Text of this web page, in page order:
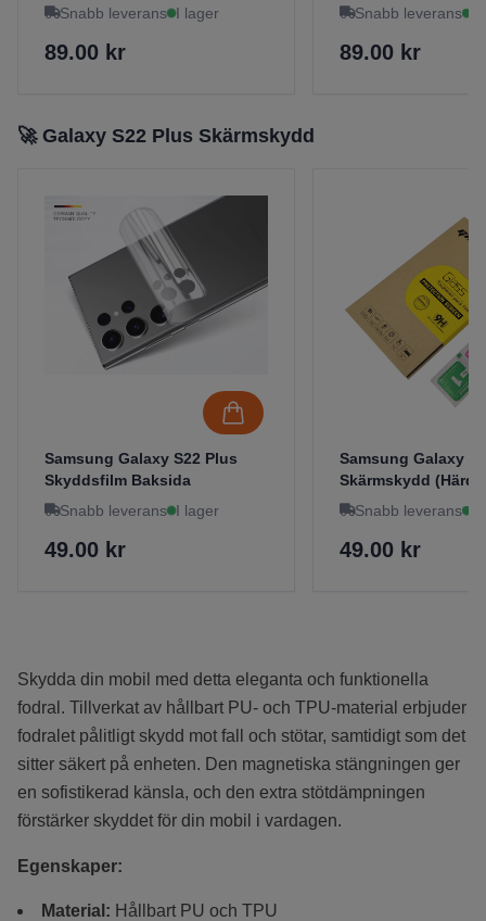
Snabb leverans I lager
89.00 kr
Snabb leverans
89.00 kr
🚀 Galaxy S22 Plus Skärmskydd
Samsung Galaxy S22 Plus
Skyddsfilm Baksida
Snabb leverans I lager
49.00 kr
Samsung Galaxy
Skärmskydd
Snabb leverans
49.00 kr
Skydda din mobil med detta eleganta och funktionella
fodral. Tillverkat av hållbart PU- och TPU-material erbjuder
fodralet pålitligt skydd mot fall och stötar, samtidigt som det
sitter säkert på enheten. Den magnetiska stängningen ger
en sofistikerad känsla, och den extra stötdämpningen
förstärker skyddet för din mobil i vardagen.
Egenskaper:
Material: Hållbart PU och TPU